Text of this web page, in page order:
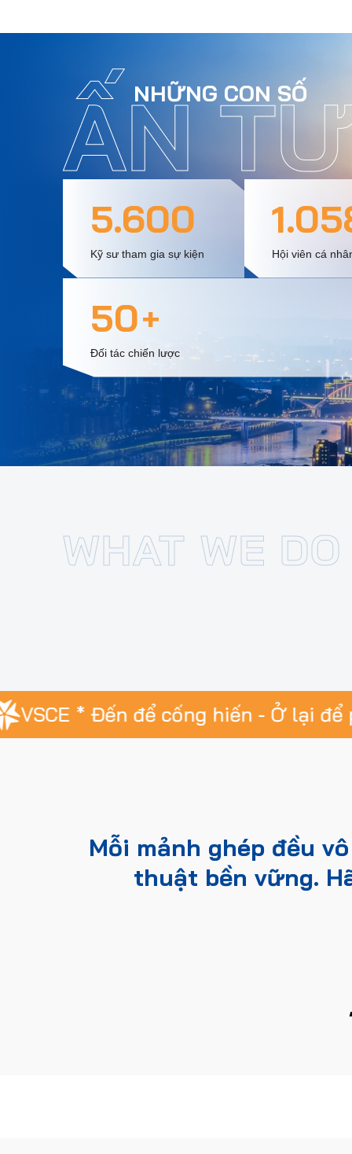
NHỮNG CON SỐ
ẤN
5.600
Kỹ sư tham gia sự kiện Hội viên cá
50+
Đối tác chiến lược
Đến để cống hiến - Ở lại để phát
Mỗi mảnh ghép đều
thuật bền vững.